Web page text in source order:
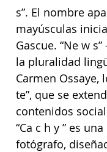
s”. El nombre
mayúsculas
Gascue. “Ne w
la pluralidad
Carmen
te”, que se
contenidos
“Ca c h y ” es
fotógrafo,